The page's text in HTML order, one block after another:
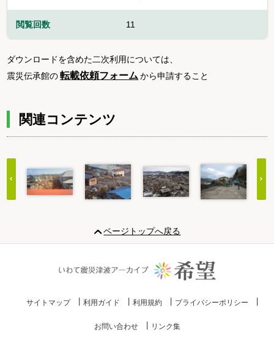
閲覧回数 11
ダウンロードを含めた二次利用については、
震災伝承館の 転載依頼フォーム から申請すること
関連コンテンツ
20
ページトップへ戻る
サイトマップ 利用ガイド 利用規約 プライバシーポリシー
お問い合わせ リンク集